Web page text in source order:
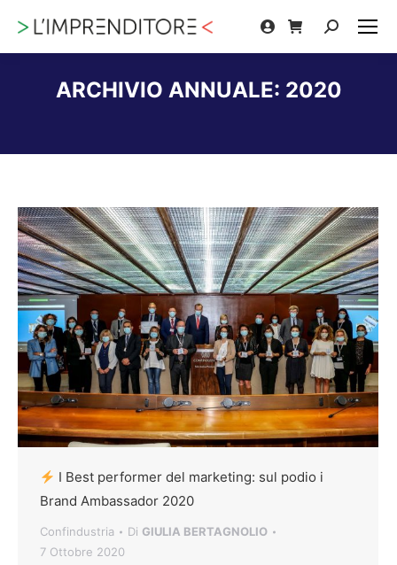
Cerca:
ARCHIVIO ANNUALE: 2020
I Best performer del marketing: sul podio i
Brand Ambassador 2020
Confindustria Di GIULIA BERTAGNOLIO
7 Ottobre 2020